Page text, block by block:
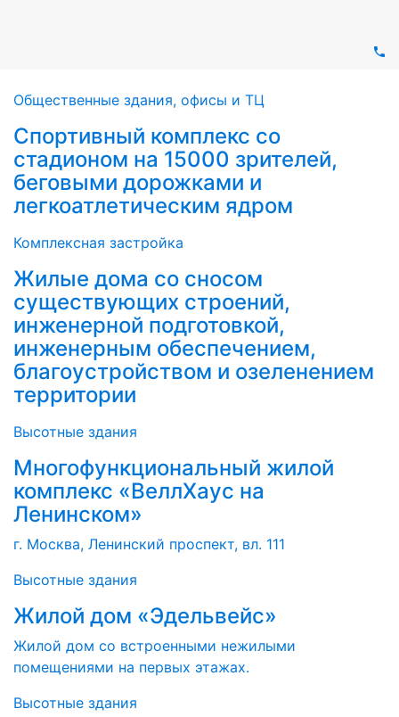
Общественные здания, офисы и ТЦ
Спортивный комплекс со
стадионом на 15000 зрителей,
беговыми дорожками и
легкоатлетическим ядром
Комплексная застройка
Жилые дома со сносом
существующих строений,
инженерной подготовкой,
инженерным обеспечением,
благоустройством и озеленением
территории
Высотные здания
Многофункциональный жилой
комплекс «ВеллХаус на
Ленинском»
г. Москва, Ленинский проспект, вл. 111
Высотные здания
Жилой дом «Эдельвейс»
Жилой дом со встроенными нежилыми
помещениями на первых этажах.
Высотные здания